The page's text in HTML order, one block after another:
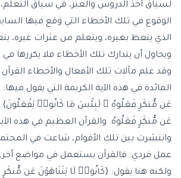
لسياق أخذ الدروس والعبر، في سياق
الوقوع في تلك الأخطاء التي وقع فيها
الذي يتعظ بغيره، ويتعلم من عثرات غيره،
ويحاول أن يتدارك تلك الأخطاء فلا يكررها في
وقد علم مآلات تلك الأفعال والأخطاء
المائدة في هذه الآية الكريمة التي يقول
عَن مُّنكَرٍ فَعَلُوهُ ۚ لَبِئْسَ مَا كَانُوا۟ يَفْعَلُونَ}.
عَن مُّنكَرٍ فَعَلُوهُ. والقرآن العظيم في هذه
وانتشرت بين تلك الأقوام، شاعت في
عمل فردي. فالقرآن يستعمل في مواضع
ولكنه هنا يقول: {كَانُوا۟ لَا يَتَنَاهَوْنَ عَن